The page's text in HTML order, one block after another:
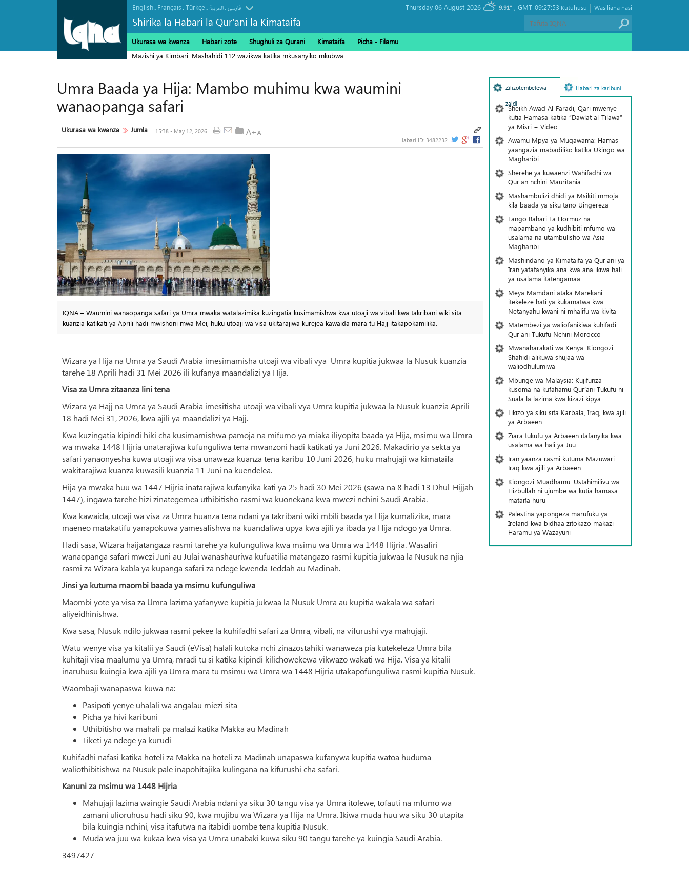
English. Français.Türkçe. العربیة.فارسی
Shirika la Habari la Qur'ani la Kimataifa
GMT-09:27:53
9.91° Wasiliana nasi
|
Kutuhusu
Ukurasa wa kwanza Habari zote Shughuli za Qurani Kimataifa
Picha‎ - Filamu‎
Mazishi ya Kimbari: Mashahidi 112 wazikwa katika mkusanyiko mkubwa Gaza
Umra Baada ya Hija: Mambo muhimu kwa waumini
wanaopanga safari
Ukurasa wa kwanza Jumla
15:38 - May 12, 2026
Habari ID: 3482232
IQNA – Waumini wanaopanga safari ya Umra mwaka watalazimika kuzingatia kusimamishwa kwa utoaji wa vibali kwa takribani wiki sita
kuanzia katikati ya Aprili hadi mwishoni mwa Mei, huku utoaji wa visa ukitarajiwa kurejea kawaida mara tu Hajj itakapokamilika.
Wizara ya Hija na Umra ya Saudi Arabia imesimamisha utoaji wa vibali vya Umra kupitia jukwaa la Nusuk kuanzia
tarehe 18 Aprili hadi 31 Mei 2026 ili kufanya maandalizi ya Hija.
Visa za Umra zitaanza lini tena
Wizara ya Hajj na Umra ya Saudi Arabia imesitisha utoaji wa vibali vya Umra kupitia jukwaa la Nusuk kuanzia Aprili
18 hadi Mei 31, 2026, kwa ajili ya maandalizi ya Hajj.
Kwa kuzingatia kipindi hiki cha kusimamishwa pamoja na mifumo ya miaka iliyopita baada ya Hija, msimu wa Umra
wa mwaka 1448 Hijria unatarajiwa kufunguliwa tena mwanzoni hadi katikati ya Juni 2026. Makadirio ya sekta ya
safari yanaonyesha kuwa utoaji wa visa unaweza kuanza tena karibu 10 Juni 2026, huku mahujaji wa kimataifa
wakitarajiwa kuanza kuwasili kuanzia 11 Juni na kuendelea.
Hija ya mwaka huu wa 1447 Hijria inatarajiwa kufanyika kati ya 25 hadi 30 Mei 2026 (sawa na 8 hadi 13 Dhul-Hijjah
1447), ingawa tarehe hizi zinategemea uthibitisho rasmi wa kuonekana kwa mwezi nchini Saudi Arabia.
Kwa kawaida, utoaji wa visa za Umra huanza tena ndani ya takribani wiki mbili baada ya Hija kumalizika, mara
maeneo matakatifu yanapokuwa yamesafishwa na kuandaliwa upya kwa ajili ya ibada ya Hija ndogo ya Umra.
Hadi sasa, Wizara haijatangaza rasmi tarehe ya kufunguliwa kwa msimu wa Umra wa 1448 Hijria. Wasafiri
wanaopanga safari mwezi Juni au Julai wanashauriwa kufuatilia matangazo rasmi kupitia jukwaa la Nusuk na njia
rasmi za Wizara kabla ya kupanga safari za ndege kwenda Jeddah au Madinah.
Jinsi ya kutuma maombi baada ya msimu kufunguliwa
Maombi yote ya visa za Umra lazima yafanywe kupitia jukwaa la Nusuk Umra au kupitia wakala wa safari
aliyeidhinishwa.
Kwa sasa, Nusuk ndilo jukwaa rasmi pekee la kuhifadhi safari za Umra, vibali, na vifurushi vya mahujaji.
Watu wenye visa ya kitalii ya Saudi (eVisa) halali kutoka nchi zinazostahiki wanaweza pia kutekeleza Umra bila
kuhitaji visa maalumu ya Umra, mradi tu si katika kipindi kilichowekewa vikwazo wakati wa Hija. Visa ya kitalii
inaruhusu kuingia kwa ajili ya Umra mara tu msimu wa Umra wa 1448 Hijria utakapofunguliwa rasmi kupitia Nusuk.
Waombaji wanapaswa kuwa na:
Pasipoti yenye uhalali wa angalau miezi sita
Picha ya hivi karibuni
Uthibitisho wa mahali pa malazi katika Makka au Madinah
Tiketi ya ndege ya kurudi
Kuhifadhi nafasi katika hoteli za Makka na hoteli za Madinah unapaswa kufanywa kupitia watoa huduma
waliothibitishwa na Nusuk pale inapohitajika kulingana na kifurushi cha safari.
Kanuni za msimu wa 1448 Hijria
Mahujaji lazima waingie Saudi Arabia ndani ya siku 30 tangu visa ya Umra itolewe, tofauti na mfumo wa
zamani ulioruhusu hadi siku 90, kwa mujibu wa Wizara ya Hija na Umra. Ikiwa muda huu wa siku 30 utapita
bila kuingia nchini, visa itafutwa na itabidi uombe tena kupitia Nusuk.
Muda wa juu wa kukaa kwa visa ya Umra unabaki kuwa siku 90 tangu tarehe ya kuingia Saudi Arabia.
3497427
Zilizotembelewa
zaidi
Habari za karibuni
Sheikh Awad Al-Faradi, Qari mwenye
kutia Hamasa katika “Dawlat al-Tilawa”
ya Misri + Video
Awamu Mpya ya Muqawama: Hamas
yaangazia mabadiliko katika Ukingo wa
Magharibi
Sherehe ya kuwaenzi Wahifadhi wa
Qur'an nchini Mauritania
Mashambulizi dhidi ya Msikiti mmoja
kila baada ya siku tano Uingereza
Lango Bahari La Hormuz na
mapambano ya kudhibiti mfumo wa
usalama na utambulisho wa Asia
Magharibi
Mashindano ya Kimataifa ya Qur'ani ya
Iran yatafanyika ana kwa ana ikiwa hali
ya usalama itatengamaa
Meya Mamdani ataka Marekani
itekeleze hati ya kukamatwa kwa
Netanyahu kwani ni mhalifu wa kivita
Matembezi ya waliofanikiwa kuhifadi
Qur'ani Tukufu Nchini Morocco
Mwanaharakati wa Kenya: Kiongozi
Shahidi alikuwa shujaa wa
waliodhulumiwa
Mbunge wa Malaysia: Kujifunza
kusoma na kufahamu Qur’ani Tukufu ni
Suala la lazima kwa kizazi kipya
Likizo ya siku sita Karbala, Iraq, kwa ajili
ya Arbaeen
Ziara tukufu ya Arbaeen itafanyika kwa
usalama wa hali ya Juu
Iran yaanza rasmi kutuma Mazuwari
Iraq kwa ajili ya Arbaeen
Kiongozi Muadhamu: Ustahimilivu wa
Hizbullah ni ujumbe wa kutia hamasa
mataifa huru
Palestina yapongeza marufuku ya
Ireland kwa bidhaa zitokazo makazi
Haramu ya Wazayuni